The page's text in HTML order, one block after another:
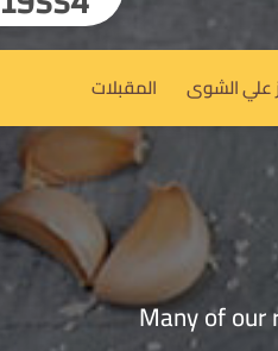
المقبلات علي الشوى
Many of our